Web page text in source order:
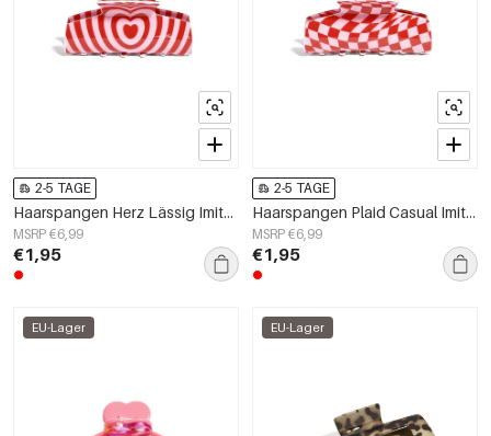
2-5 TAGE
Haarspangen Herz Lässig Imitation Acetat Blatt Valentinstag Zubehör
MSRP €6,99
€1,95
2-5 TAGE
Haarspangen Plaid Casual Imitation Acetat Blatt Valentinstag Zubehör
MSRP €6,99
€1,95
EU-Lager EU-Lager